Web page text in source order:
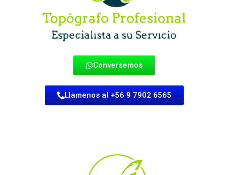
Conversemos
Llamenos al +56 9 7902 6565